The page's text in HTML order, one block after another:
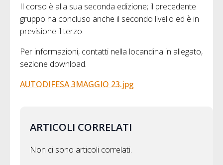
Il corso è alla sua seconda edizione; il precedente
gruppo ha concluso anche il secondo livello ed è in
previsione il terzo.
Per informazioni, contatti nella locandina in allegato,
sezione download.
AUTODIFESA 3MAGGIO 23.jpg
ARTICOLI CORRELATI
Non ci sono articoli correlati.